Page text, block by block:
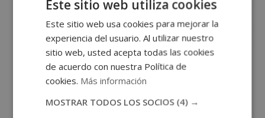
fenómeno normal y sano. Es una necesidad
psicológica, un camino lento para poder llegar a
aceptar una pérdida. Forma parte del proceso de
decir adiós a un ser querido.
Resistencia a volver a
Este sitio web utiliza cookies
Este sitio web usa cookies para mejorar la
experiencia del usuario. Al utilizar nuestro
sitio web, usted acepta todas las cookies
de acuerdo con nuestra Política de
cookies. Más información
MOSTRAR TODOS LOS SOCIOS (4) →